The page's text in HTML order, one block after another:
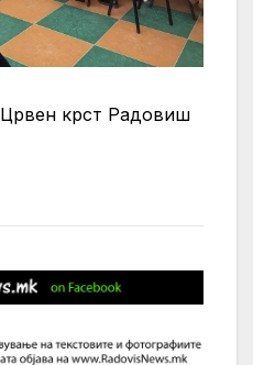
крст Радовиш